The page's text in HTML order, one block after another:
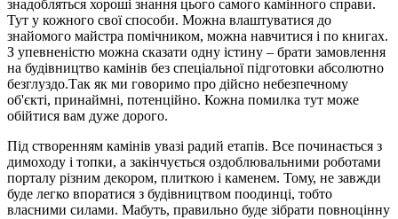
знадобляться хороші знання цього самого камінного справи.
Тут у кожного свої способи. Можна влаштуватися до
знайомого майстра помічником, можна навчитися і по книгах.
З упевненістю можна сказати одну істину – брати замовлення
на будівництво камінів без спеціальної підготовки абсолютно
безглуздо.Так як ми говоримо про дійсно небезпечному
об'єкті, принаймні, потенційно. Кожна помилка тут може
обійтися вам дуже дорого.
Під створенням камінів увазі радий етапів. Все починається з
димоходу і топки, а закінчується оздоблювальними роботами
порталу різним декором, плиткою і каменем. Тому, не завжди
буде легко впоратися з будівництвом поодинці, тобто
власними силами. Мабуть, правильно буде зібрати повноцінну